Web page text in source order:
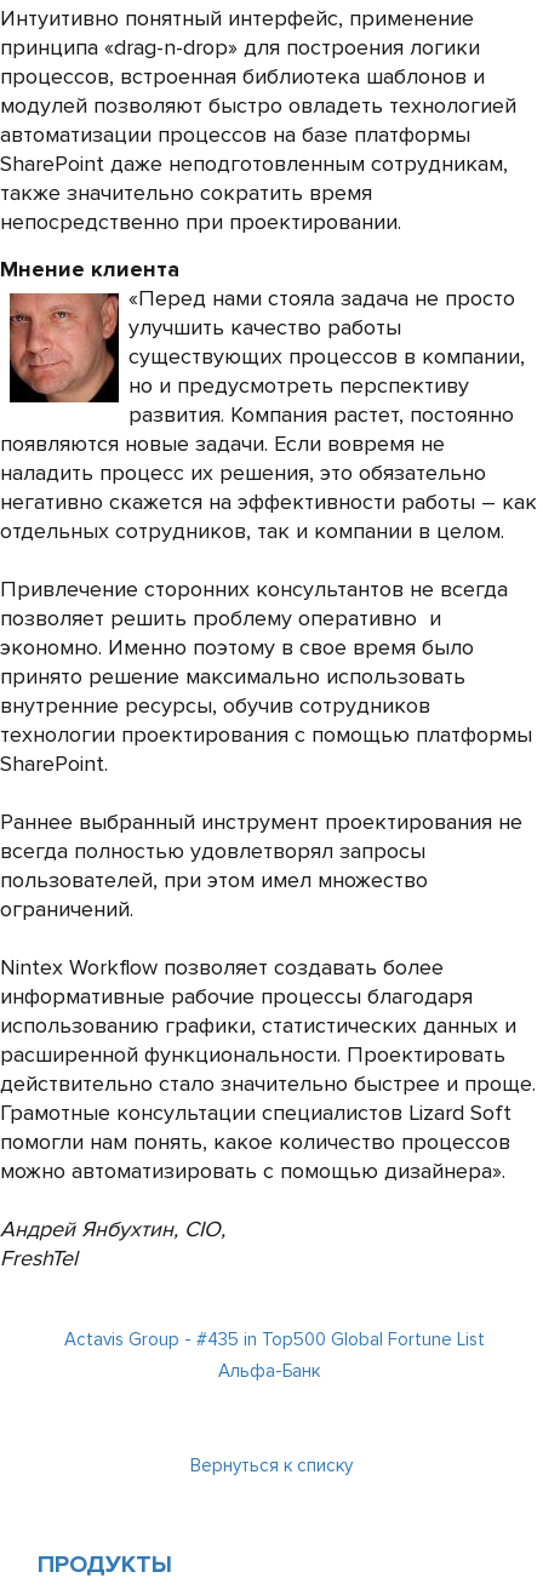
Интуитивно понятный интерфейс, применение
принципа «drag-n-drop» для построения логики
процессов, встроенная библиотека шаблонов и
модулей позволяют быстро овладеть технологией
автоматизации процессов на базе платформы
SharePoint даже неподготовленным сотрудникам,
также значительно сократить время
непосредственно при проектировании.
Мнение клиента
«Перед нами стояла задача не просто
улучшить качество работы
существующих процессов в компании,
но и предусмотреть перспективу
развития. Компания растет, постоянно
появляются новые задачи. Если вовремя не
наладить процесс их решения, это обязательно
негативно скажется на эффективности работы – как
отдельных сотрудников, так и компании в целом.
Привлечение сторонних консультантов не всегда
позволяет решить проблему оперативно и
экономно. Именно поэтому в свое время было
принято решение максимально использовать
внутренние ресурсы, обучив сотрудников
технологии проектирования с помощью платформы
SharePoint.
Раннее выбранный инструмент проектирования не
всегда полностью удовлетворял запросы
пользователей, при этом имел множество
ограничений.
Nintex Workflow позволяет создавать более
информативные рабочие процессы благодаря
использованию графики, статистических данных и
расширенной функциональности. Проектировать
действительно стало значительно быстрее и проще.
Грамотные консультации специалистов Lizard Soft
помогли нам понять, какое количество процессов
можно автоматизировать с помощью дизайнера».
Андрей Янбухтин, CIO,
FreshTel
Actavis Group - #435 in Top500 Global Fortune List
Альфа-Банк
Вернуться к списку
ПРОДУКТЫ